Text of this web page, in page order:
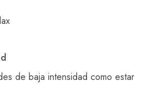
de baja intensidad como estar